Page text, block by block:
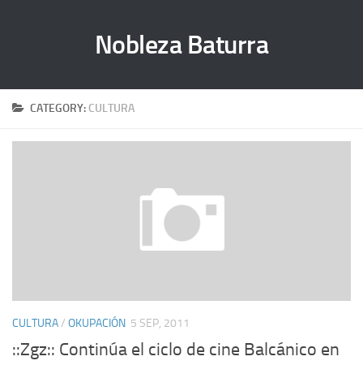
Nobleza Baturra
CATEGORY: CULTURA
CULTURA/ OKUPACIÓN 5 SEP, 2011
::Zgz:: Continúa el ciclo de cine Balcánico en